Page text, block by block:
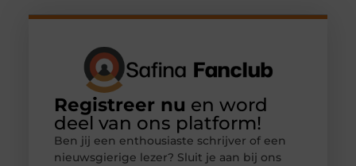
Registreer nu en word
deel van ons platform!
Ben jij een enthousiaste schrijver of een
nieuwsgierige lezer? Sluit je aan bij ons